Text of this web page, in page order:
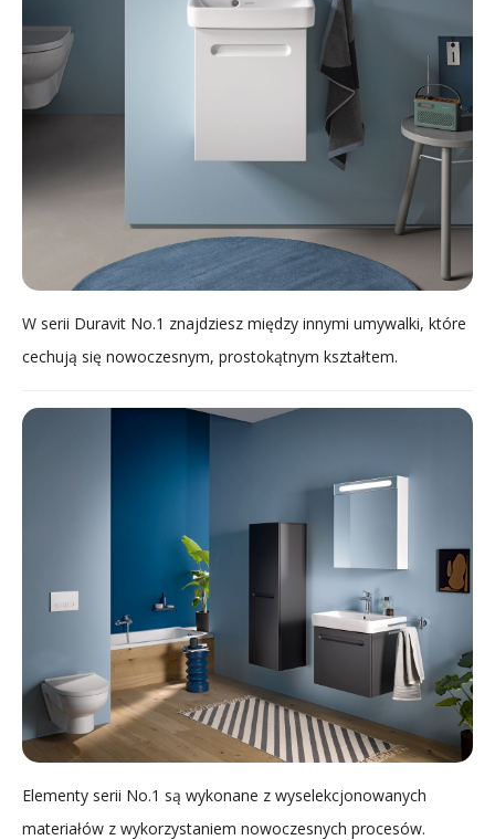
W serii Duravit No.1 znajdziesz między innymi umywalki, które
cechują się nowoczesnym, prostokątnym kształtem.
Elementy serii No.1 są wykonane z wyselekcjonowanych
materiałów z wykorzystaniem nowoczesnych procesów.